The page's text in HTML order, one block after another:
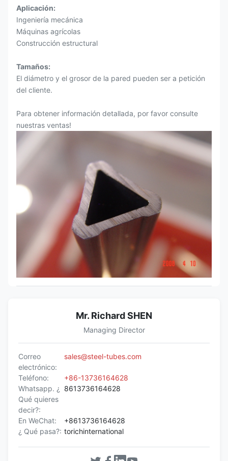
Aplicación:
Ingeniería mecánica
Máquinas agrícolas
Construcción estructural
Tamaños:
El diámetro y el grosor de la pared pueden ser a petición
del cliente.
Para obtener información detallada, por favor consulte
nuestras ventas!
Mr. Richard SHEN
Managing Director
Correo
electrónico:
sales@steel-tubes.com
Teléfono:
+86-13736164628
Whatsapp. ¿
Qué quieres
decir?:
8613736164628
En WeChat:
+8613736164628
¿ Qué pasa?: torichinternational